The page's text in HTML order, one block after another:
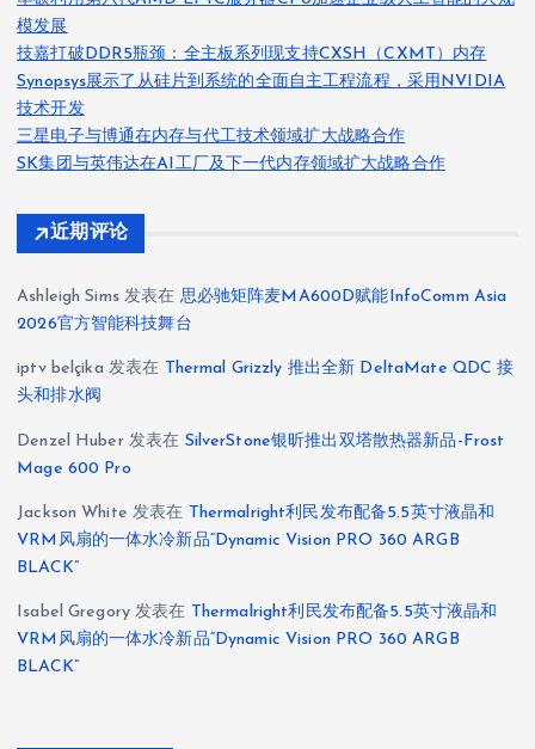
模发展
技嘉打破DDR5瓶颈：全主板系列现支持CXSH（CXMT）内存
Synopsys展示了从硅片到系统的全面自主工程流程，采用NVIDIA
技术开发
三星电子与博通在内存与代工技术领域扩大战略合作
SK集团与英伟达在AI工厂及下一代内存领域扩大战略合作
近期评论
Ashleigh Sims发表在 思必驰矩阵麦MA600D赋能InfoComm Asia
2026官方智能科技舞台
iptv belçika 发表在 Thermal Grizzly 推出全新 DeltaMate QDC 接
头和排水阀
Denzel Huber发表在 SilverStone银昕推出双塔散热器新品-Frost
Mage 600 Pro
Jackson White 发表在 Thermalright利民发布配备5.5英寸液晶和
VRM风扇的一体水冷新品“Dynamic Vision PRO 360 ARGB
BLACK”
Isabel Gregory 发表在 Thermalright利民发布配备5.5英寸液晶和
VRM风扇的一体水冷新品“Dynamic Vision PRO 360 ARGB
BLACK”